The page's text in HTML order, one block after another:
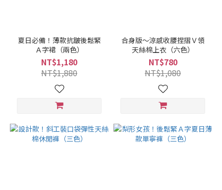
夏日必備！薄款抗皺後鬆緊
Ａ字裙（兩色）
NT$1,180
NT$1,880
合身版～涼感收腰捏摺Ｖ領
天絲棉上衣（六色）
NT$780
NT$1,080